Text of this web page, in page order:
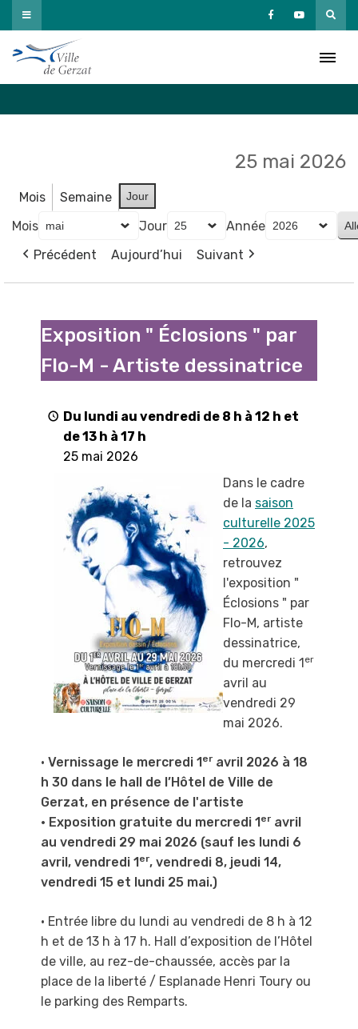
Passer
au
contenu
25 mai 2026
Mois Semaine Jour
Mois Jour
Année
Précédent
Aujourd’hui Suivant
Éclosions
Exposition " Éclosions " par
Flo-M - Artiste dessinatrice
Du lundi au vendredi de 8 h à 12 h et
de 13 h à 17 h
25 mai 2026
Dans le cadre
de la saison
culturelle 2025
- 2026,
retrouvez
l'exposition "
Éclosions " par
Flo-M, artiste
dessinatrice,
du mercredi 1er
avril au
vendredi 29
mai 2026.
• Vernissage le mercredi 1er avril 2026 à 18
h 30 dans le hall de l’Hôtel de Ville de
Gerzat, en présence de l'artiste
• Exposition gratuite du mercredi 1er avril
au vendredi 29 mai 2026 (sauf les lundi 6
avril, vendredi 1er, vendredi 8, jeudi 14,
vendredi 15 et lundi 25 mai.)
• Entrée libre du lundi au vendredi de 8 h à 12
h et de 13 h à 17 h. Hall d’exposition de l’Hôtel
de ville, au rez-de-chaussée, accès par la
place de la liberté / Esplanade Henri Toury ou
le parking des Remparts.